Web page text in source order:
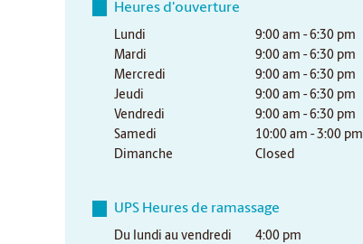
Heures d'ouverture
Lundi
9:00 am - 6:30 pm
Mardi
9:00 am - 6:30 pm
Mercredi
9:00 am - 6:30 pm
Jeudi
9:00 am - 6:30 pm
Vendredi
9:00 am - 6:30 pm
Samedi
10:00 am - 3:00 pm
Dimanche
Closed
UPS Heures de ramassage
Du lundi au vendredi 4:00 pm